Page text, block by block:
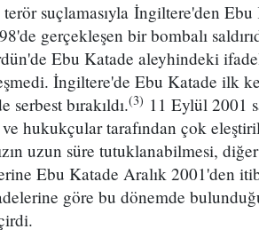
suçlamasıyla İngiltere'den
gerçekleşen bir bombalı
Ebu Katade aleyhindeki
İngiltere'de Ebu Katade ilk
serbest bırakıldı.(3) 11 Eylül 2001
hukukçular tarafından çok
uzun süre tutuklanabilmesi,
Ebu Katade Aralık 2001'den
göre bu dönemde